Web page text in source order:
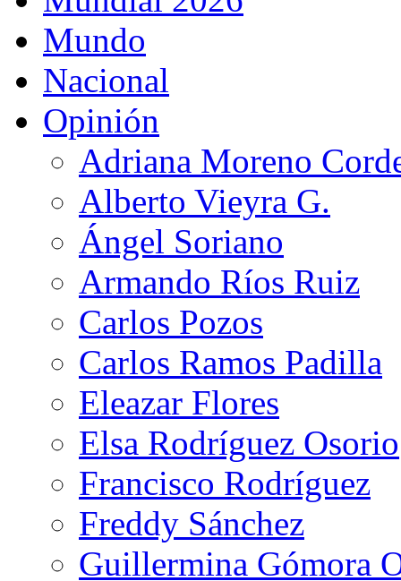
Mundo
Nacional
Opinión
Adriana Moreno
Alberto Vieyra G.
Ángel Soriano
Armando Ríos Ruiz
Carlos Pozos
Carlos Ramos Padilla
Eleazar Flores
Elsa Rodríguez Osorio
Francisco Rodríguez
Freddy Sánchez
Guillermina Gómora